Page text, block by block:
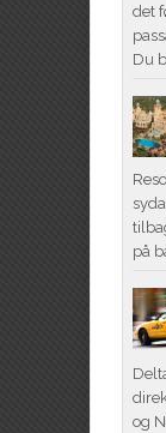
det
Du
på
og